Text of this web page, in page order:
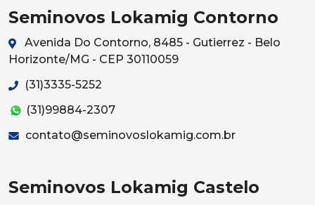
Seminovos Lokamig Contorno
Avenida Do Contorno, 8485 - Gutierrez - Belo
Horizonte/MG - CEP 30110059
(31)3335-5252
(31)99884-2307
contato@seminovoslokamig.com.br
Seminovos Lokamig Castelo